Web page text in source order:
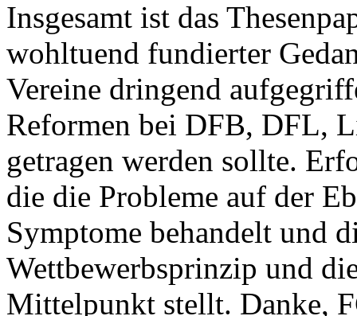
Insgesamt ist das
wohltuend fundierter
Vereine dringend
Reformen bei DFB, DFL,
getragen werden sollte.
die die Probleme auf der
Symptome behandelt und
Wettbewerbsprinzip und
Mittelpunkt stellt. Danke,